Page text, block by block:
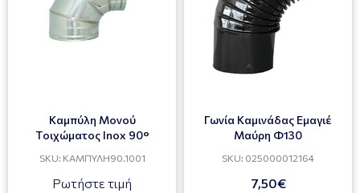
Καμπύλη Μονού
Tοιχώματος Ιnox 90°
SKU: ΚΑΜΠΥΛΗ90.1001
Ρωτήστε τιμή
Γωνία Καμινάδας Εμαγιέ
Μαύρη Φ130
SKU: 025000012164
7,50€